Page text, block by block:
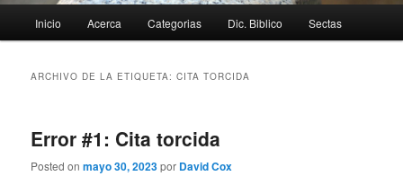
principal
Inicio Acerca Categorias Dic. Biblico Sectas
ARCHIVO DE LA ETIQUETA:CITA TORCIDA
Error #1: Cita torcida
Posted onmayo 30, 2023por David Cox